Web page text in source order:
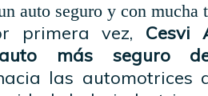
auto seguro y con mucha
primera vez, Cesvi
más seguro
las automotrices